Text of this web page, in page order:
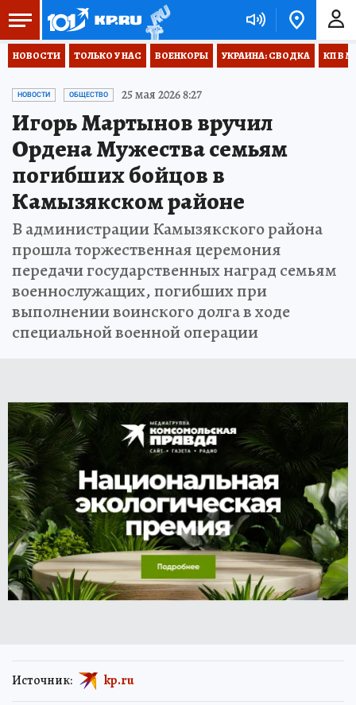
НОВОСТИ ТОЛЬКО У НАС ВОЕНКОРЫ УКРАИНА: СВОДКА КП В
НОВОСТИ ОБЩЕСТВО 25 мая 2026 8:27
Игорь Мартынов вручил
Ордена Мужества семьям
погибших бойцов в
Камызякском районе
В администрации Камызякского района
прошла торжественная церемония
передачи государственных наград семьям
военнослужащих, погибших при
выполнении воинского долга в ходе
специальной военной операции
Источник: kp.ru